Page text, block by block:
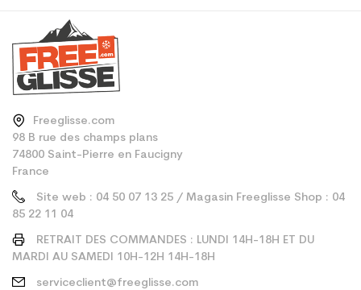
Freeglisse.com
98 B rue des champs plans
74800 Saint-Pierre en Faucigny
France
Site web : 04 50 07 13 25 / Magasin Freeglisse Shop : 04
85 22 11 04
RETRAIT DES COMMANDES : LUNDI 14H-18H ET DU
MARDI AU SAMEDI 10H-12H 14H-18H
serviceclient@freeglisse.com